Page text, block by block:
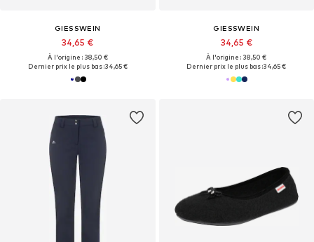
GIESSWEIN
34,65 €
À l'origine : 38,50 €
Dernier prix le plus bas :34,65 €
GIESSWEIN
34,65 €
À l'origine : 38,50 €
Dernier prix le plus bas :34,65 €